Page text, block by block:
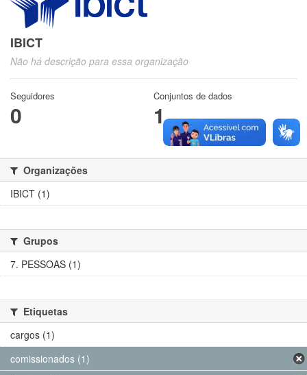
IBICT
Não há descrição para essa organização
Seguidores
0
Conjuntos de dados
1
Organizações
IBICT (1)
Grupos
7. PESSOAS (1)
Etiquetas
cargos (1)
comissionados (1)